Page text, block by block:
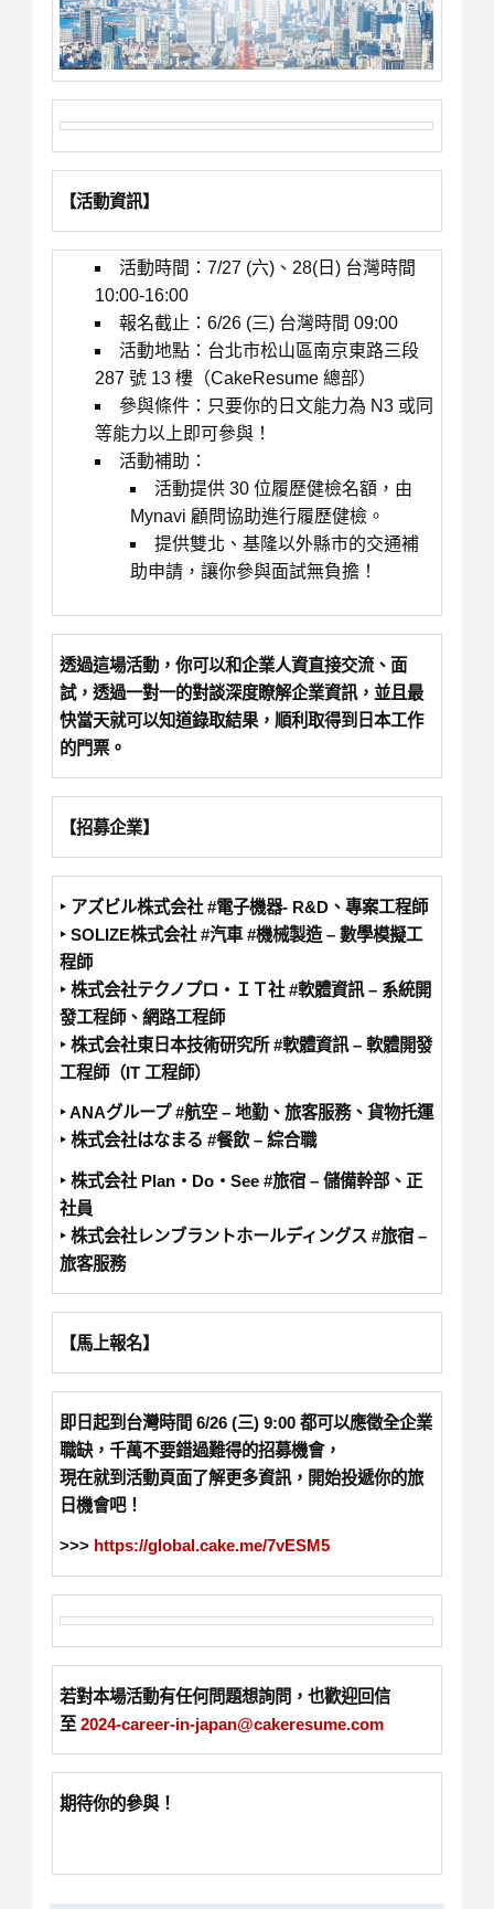
【活動資訊】
活動時間：7/27 (六)、28(日) 台灣時間
10:00-16:00
報名截止：6/26 (三) 台灣時間 09:00
活動地點：台北市松山區南京東路三段
287 號 13 樓（CakeResume 總部）
參與條件：只要你的日文能力為 N3 或同
等能力以上即可參與！
活動補助：
活動提供 30 位履歷健檢名額，由
Mynavi 顧問協助進行履歷健檢。
提供雙北、基隆以外縣市的交通補
助申請，讓你參與面試無負擔！
透過這場活動，你可以和企業人資直接交流、面
試，透過一對一的對談深度瞭解企業資訊，並且最
快當天就可以知道錄取結果，順利取得到日本工作
的門票。
【招募企業】
‣ アズビル株式会社 #電子機器- R&D、專案工程師
‣ SOLIZE株式会社 #汽車 #機械製造 – 數學模擬工
程師
‣ 株式会社テクノプロ・ＩＴ社 #軟體資訊 – 系統開
發工程師、網路工程師
‣ 株式会社東日本技術研究所 #軟體資訊 – 軟體開發
工程師（IT 工程師）
‣ ANAグループ #航空 – 地勤、旅客服務、貨物托運
‣ 株式会社はなまる #餐飲 – 綜合職
‣ 株式会社 Plan・Do・See #旅宿 – 儲備幹部、正
社員
‣ 株式会社レンブラントホールディングス #旅宿 –
旅客服務
【馬上報名】
即日起到台灣時間 6/26 (三) 9:00 都可以應徵全企業
職缺，千萬不要錯過難得的招募機會，
現在就到活動頁面了解更多資訊，開始投遞你的旅
日機會吧！
>>> https://global.cake.me/7vESM5
若對本場活動有任何問題想詢問，也歡迎回信
至 2024-career-in-japan@cakeresume.com
期待你的參與！